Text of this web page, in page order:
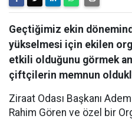
Geçtiğimiz ekin
yükselmesi için ekilen
etkili olduğunu görmek
çiftçilerin memnun
Ziraat Odası Başkanı
Rahim Gören ve özel bir